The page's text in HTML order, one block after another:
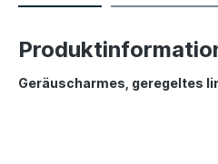
Geräuscharmes, geregeltes